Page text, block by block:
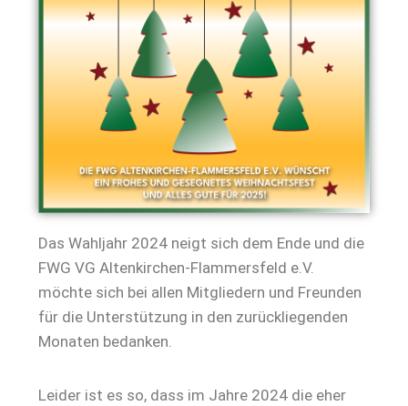
Das Wahljahr 2024 neigt sich dem Ende und die
FWG VG Altenkirchen-Flammersfeld e.V.
möchte sich bei allen Mitgliedern und Freunden
für die Unterstützung in den zurückliegenden
Monaten bedanken.
Leider ist es so, dass im Jahre 2024 die eher